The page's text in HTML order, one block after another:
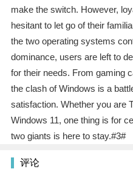
make the switch. However,
hesitant to let go of their
the two operating systems
dominance, users are left to
for their needs. From gaming
the clash of Windows is a
satisfaction. Whether you are
Windows 11, one thing is for
two giants is here to stay.#3#
评论